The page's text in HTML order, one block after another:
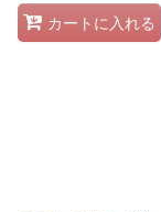
カートに入れる